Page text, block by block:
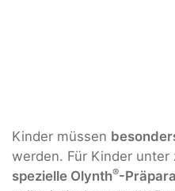
Kinder müssen
werden. Für Kinder unter
spezielle Olynth®-